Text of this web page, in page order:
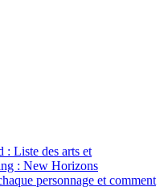
: Liste des arts et
: New Horizons
personnage et comment